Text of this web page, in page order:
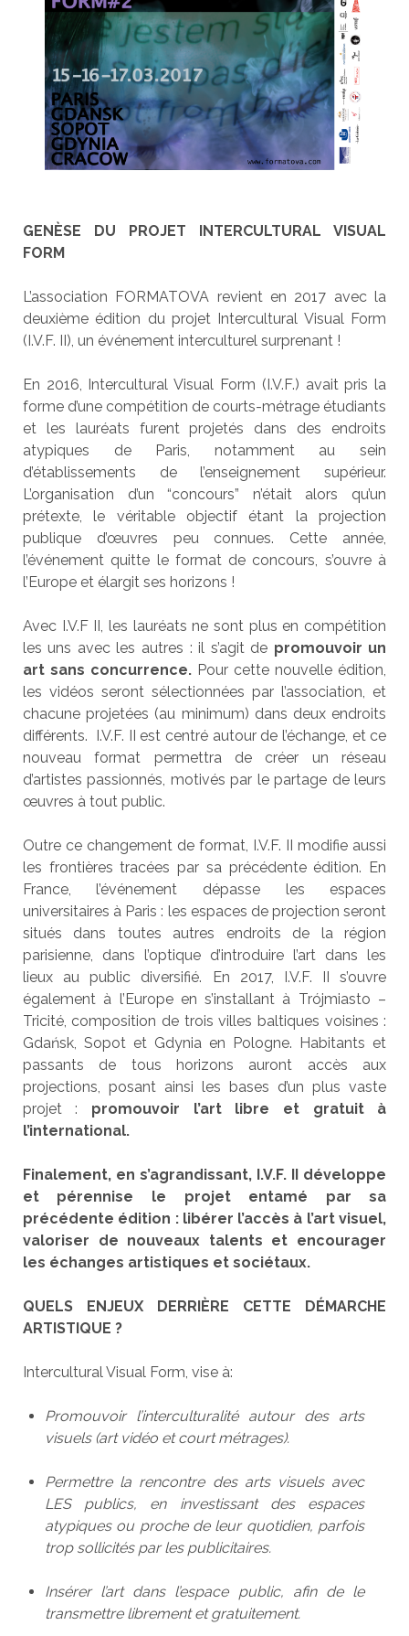
GENÈSE DU PROJET INTERCULTURAL VISUAL
FORM
L’association FORMATOVA revient en 2017 avec la
deuxième édition du projet Intercultural Visual Form
(I.V.F. II), un événement interculturel surprenant !
En 2016, Intercultural Visual Form (I.V.F.) avait pris la
forme d’une compétition de courts-métrage étudiants
et les lauréats furent projetés dans des endroits
atypiques de Paris, notamment au sein
d’établissements de l’enseignement supérieur.
L’organisation d’un “concours” n’était alors qu’un
prétexte, le véritable objectif étant la projection
publique d’œuvres peu connues. Cette année,
l’événement quitte le format de concours, s’ouvre à
l’Europe et élargit ses horizons !
Avec I.V.F II, les lauréats ne sont plus en compétition
les uns avec les autres : il s’agit de promouvoir un
art sans concurrence.Pour cette nouvelle édition,
les vidéos seront sélectionnées par l’association, et
chacune projetées (au minimum) dans deux endroits
différents. I.V.F. II est centré autour de l’échange, et ce
nouveau format permettra de créer un réseau
d’artistes passionnés, motivés par le partage de leurs
œuvres à tout public.
Outre ce changement de format, I.V.F. II modifie aussi
les frontières tracées par sa précédente édition. En
France, l’événement dépasse les espaces
universitaires à Paris : les espaces de projection seront
situés dans toutes autres endroits de la région
parisienne, dans l’optique d’introduire l’art dans les
lieux au public diversifié. En 2017, I.V.F. II s’ouvre
également à l’Europe en s’installant à Trójmiasto –
Tricité, composition de trois villes baltiques voisines :
Gdańsk, Sopot et Gdynia en Pologne. Habitants et
passants de tous horizons auront accès aux
projections, posant ainsi les bases d’un plus vaste
projet : promouvoir l’art libre et gratuit à
l’international.
Finalement, en s’agrandissant, I.V.F. II développe
et pérennise le projet entamé par sa
précédente édition : libérer l’accès à l’art visuel,
valoriser de nouveaux talents et encourager
les échanges artistiques et sociétaux.
QUELS ENJEUX DERRIÈRE CETTE DÉMARCHE
ARTISTIQUE ?
Intercultural Visual Form, vise à:
Promouvoir l’interculturalité autour des arts
visuels (art vidéo et court métrages).
Permettre la rencontre des arts visuels avec
LES publics, en investissant des espaces
atypiques ou proche de leur quotidien, parfois
trop sollicités par les publicitaires.
Insérer l’art dans l’espace public, afin de le
transmettre librement et gratuitement.